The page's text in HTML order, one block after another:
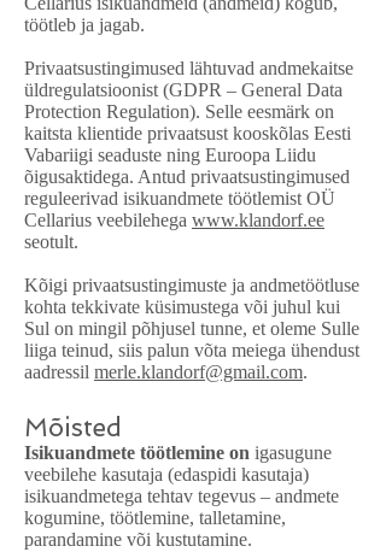
töötleb ja jagab.
Privaatsustingimused lähtuvad andmekaitse
üldregulatsioonist (GDPR – General Data
Protection Regulation). Selle eesmärk on
kaitsta klientide privaatsust kooskõlas Eesti
Vabariigi seaduste ning Euroopa Liidu
õigusaktidega. Antud privaatsustingimused
reguleerivad isikuandmete töötlemist OÜ
Cellarius veebilehega www.klandorf.ee
seotult.
Kõigi privaatsustingimuste ja andmetöötluse
kohta tekkivate küsimustega või juhul kui
Sul on mingil põhjusel tunne, et oleme Sulle
liiga teinud, siis palun võta meiega ühendust
aadressil merle.klandorf@gmail.com.
Mõisted
Isikuandmete töötlemine on igasugune
veebilehe kasutaja (edaspidi kasutaja)
isikuandmetega tehtav tegevus – andmete
kogumine, töötlemine, talletamine,
parandamine või kustutamine.